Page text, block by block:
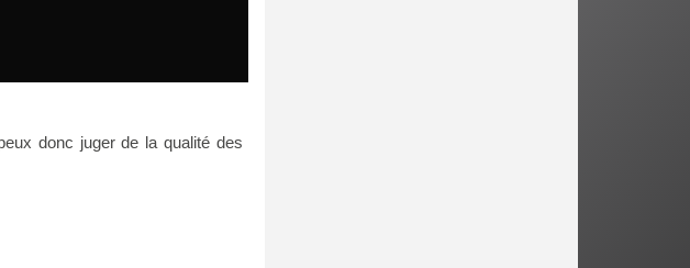
donc juger de la qualité des